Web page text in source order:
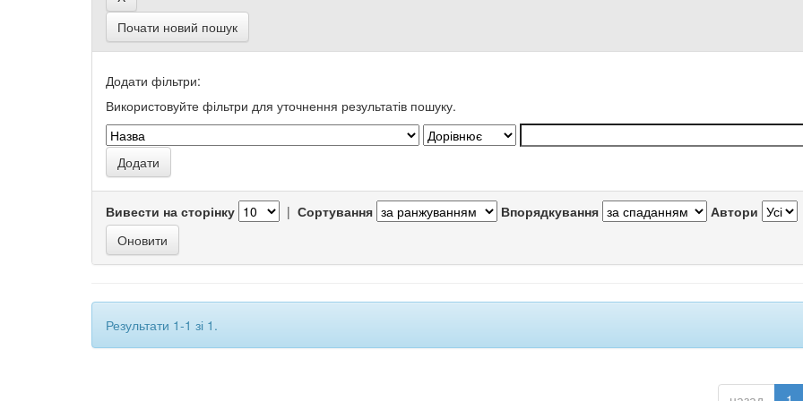
Почати новий пошук
Додати фільтри:
Використовуйте фільтри для уточнення результатів пошуку.
Вивести на сторінку | Сортування Впорядкування Автори
Результати 1-1 зі 1.